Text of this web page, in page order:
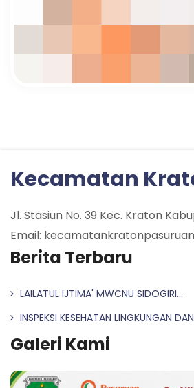
Kecamatan
Jl. Stasiun No. 39 Kec. Kraton
Email:
Berita Terbaru
LAILATUL IJTIMA' MWCNU SIDOGIRI...
INSPEKSI KESEHATAN LINGKUNGAN
Galeri Kami